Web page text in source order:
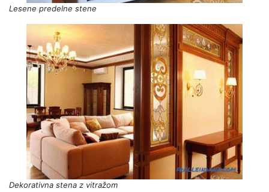
Lesene predelne stene
Dekorativna stena z vitražom